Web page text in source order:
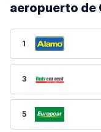
aeropuerto de
1
3
5